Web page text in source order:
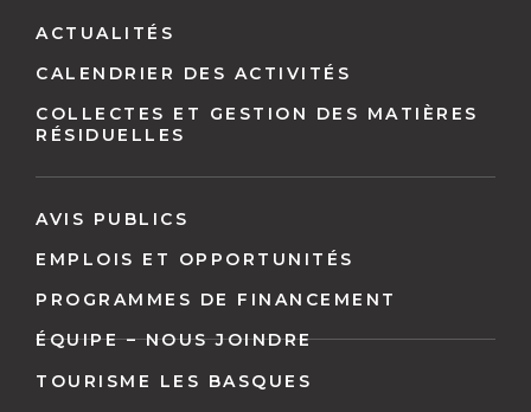
pied
de
page
ACTUALITÉS
CALENDRIER DES ACTIVITÉS
COLLECTES ET GESTION DES MATIÈRES
RÉSIDUELLES
AVIS PUBLICS
EMPLOIS ET OPPORTUNITÉS
PROGRAMMES DE FINANCEMENT
ÉQUIPE – NOUS JOINDRE
TOURISME LES BASQUES